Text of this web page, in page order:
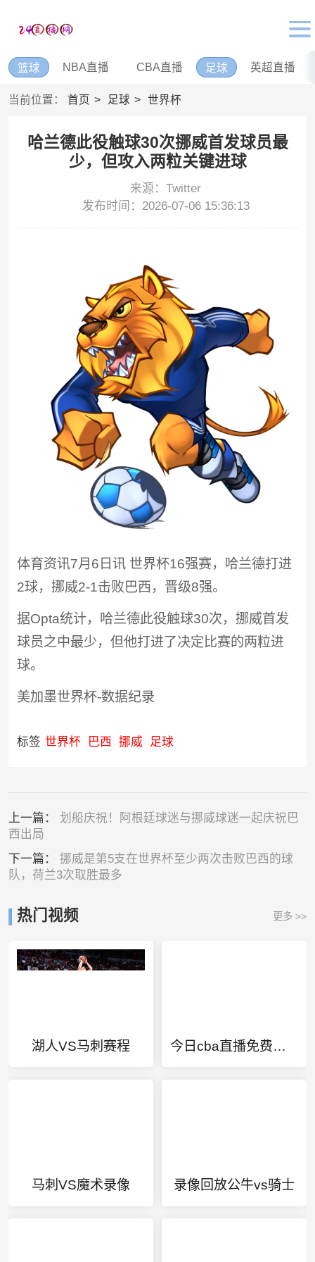
篮球 NBA直播 CBA直播 足球 英超直播
当前位置： 首页 足球 世界杯
哈兰德此役触球30次挪威首发球员最
少，但攻入两粒关键进球
来源：Twitter
发布时间：2026-07-06 15:36:13
体育资讯7月6日讯 世界杯16强赛，哈兰德打进
2球，挪威2-1击败巴西，晋级8强。
据Opta统计，哈兰德此役触球30次，挪威首发
球员之中最少，但他打进了决定比赛的两粒进
球。
美加墨世界杯-数据纪录
标签 世界杯 巴西 挪威 足球
上一篇： 划船庆祝！阿根廷球迷与挪威球迷一起庆祝巴
西出局
下一篇： 挪威是第5支在世界杯至少两次击败巴西的球
队，荷兰3次取胜最多
热门视频 更多 >>
湖人VS马刺赛程 今日cba直播免费观看直播
马刺VS魔术录像 录像回放公牛vs骑士